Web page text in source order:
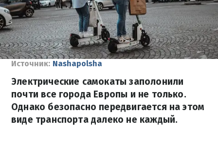
Источник: Nashapolsha
Электрические самокаты заполонили
почти все города Европы и не только.
Однако безопасно передвигается на этом
виде транспорта далеко не каждый.